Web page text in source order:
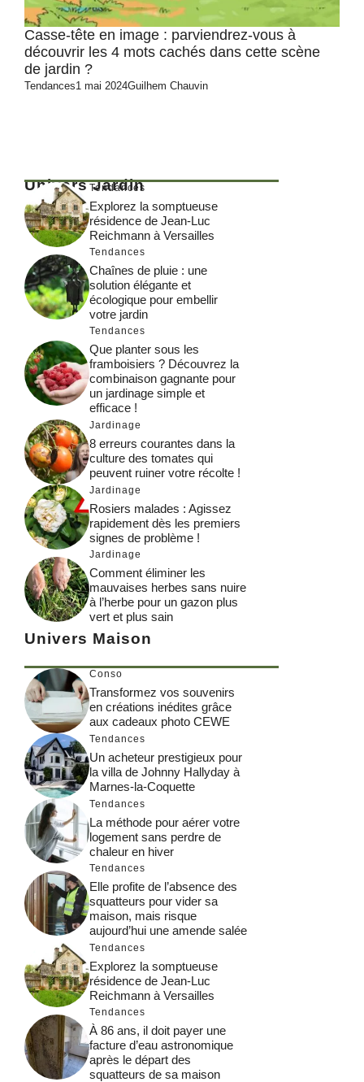
Casse-tête en image : parviendrez-vous à
découvrir les 4 mots cachés dans cette scène
de jardin ?
Tendances1 mai 2024Guilhem Chauvin
Univers Jardin
Tendances
Explorez la somptueuse
résidence de Jean-Luc
Reichmann à Versailles
Tendances
Chaînes de pluie : une
solution élégante et
écologique pour embellir
votre jardin
Tendances
Que planter sous les
framboisiers ? Découvrez la
combinaison gagnante pour
un jardinage simple et
efficace !
Jardinage
8 erreurs courantes dans la
culture des tomates qui
peuvent ruiner votre récolte !
Jardinage
Rosiers malades : Agissez
rapidement dès les premiers
signes de problème !
Jardinage
Comment éliminer les
mauvaises herbes sans nuire
à l’herbe pour un gazon plus
vert et plus sain
Univers Maison
Conso
Transformez vos souvenirs
en créations inédites grâce
aux cadeaux photo CEWE
Tendances
Un acheteur prestigieux pour
la villa de Johnny Hallyday à
Marnes-la-Coquette
Tendances
La méthode pour aérer votre
logement sans perdre de
chaleur en hiver
Tendances
Elle profite de l’absence des
squatteurs pour vider sa
maison, mais risque
aujourd’hui une amende salée
Tendances
Explorez la somptueuse
résidence de Jean-Luc
Reichmann à Versailles
Tendances
À 86 ans, il doit payer une
facture d’eau astronomique
après le départ des
squatteurs de sa maison